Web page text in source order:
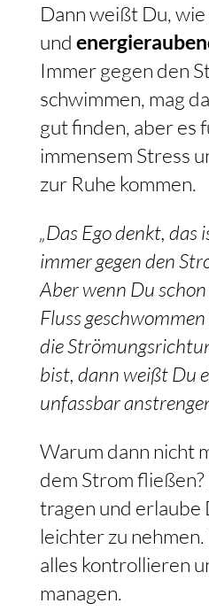
Dann weißt Du, wie
und
Immer gegen den
schwimmen, mag
gut finden, aber es
immensem Stress
zur Ruhe kommen.
„Das Ego denkt, das
immer gegen den
Aber wenn Du
Fluss
die
bist, dann weißt Du
unfassbar
Warum dann nicht
dem Strom fließen?
tragen und erlaube
leichter zu
alles kontrollieren
managen.